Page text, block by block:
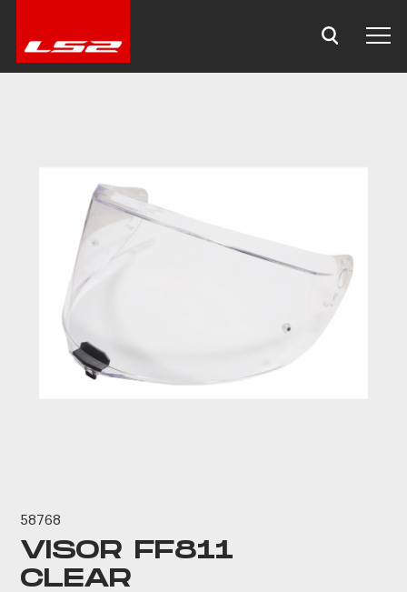
58768
VISOR FF811
CLEAR